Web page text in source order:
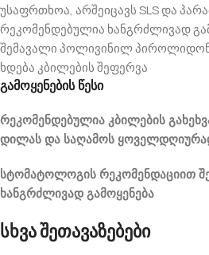
უსაფრთხოა, არშეიცავს SLS და
რეკომენდებულია ხანგრძლივად
შემავალი პოლივინილ
ხდება კბილების შეფერვა
გამოყენების წესი
რეკომენდებულია კბილების
დილას და საღამოს
სტომატოლოგის რეკომენდაციით
ხანგრძლივად გამოყენება
სხვა შეთავაზებები